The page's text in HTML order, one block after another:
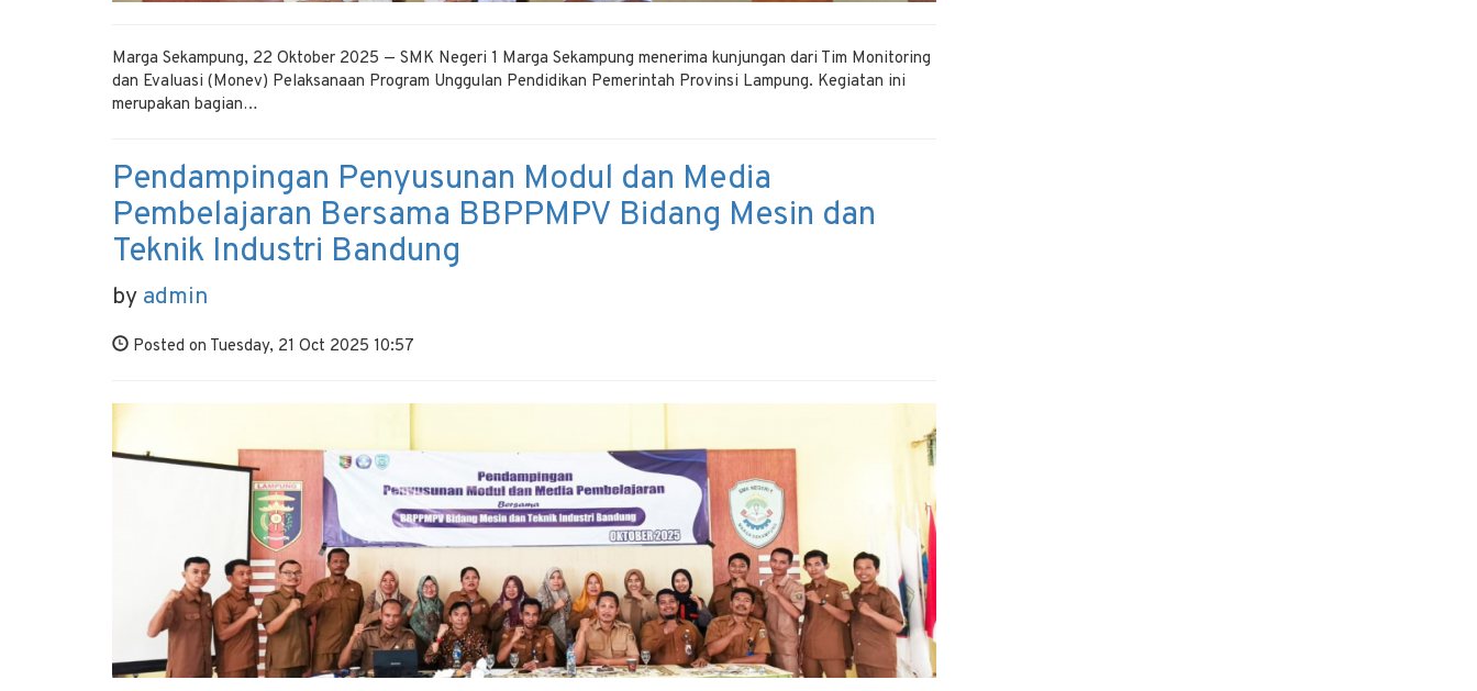
Marga Sekampung, 22 Oktober 2025 — SMK Negeri 1 Marga Sekampung menerima kunjungan dari Tim Monitoring
dan Evaluasi (Monev) Pelaksanaan Program Unggulan Pendidikan Pemerintah Provinsi Lampung. Kegiatan ini
merupakan bagian…
Pendampingan Penyusunan Modul dan Media
Pembelajaran Bersama BBPPMPV Bidang Mesin dan
Teknik Industri Bandung
by admin
Posted on Tuesday, 21 Oct 2025 10:57